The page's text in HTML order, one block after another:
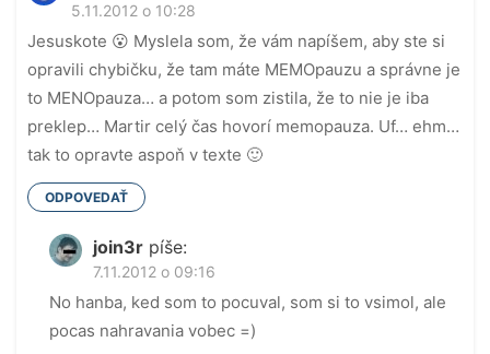
5.11.2012 o 10:28
Jesuskote 😮 Myslela som, že vám napíšem, aby ste si
opravili chybičku, že tam máte MEMOpauzu a správne je
to MENOpauza… a potom som zistila, že to nie je iba
preklep… Martir celý čas hovorí memopauza. Uf… ehm…
tak to opravte aspoň v texte 🙂
ODPOVEDAŤ
join3r píše:
7.11.2012 o 09:16
No hanba, ked som to pocuval, som si to vsimol, ale
pocas nahravania vobec =)